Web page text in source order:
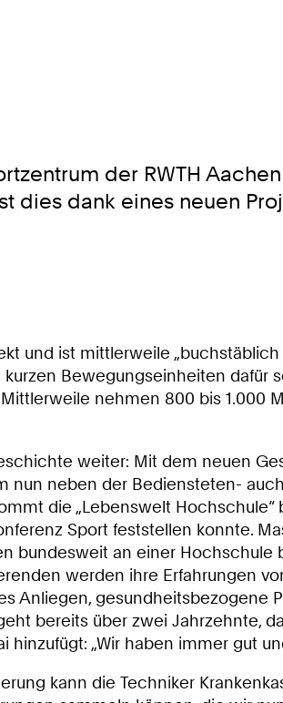
der RWTH
dies dank eines neuen
und ist mittlerweile
kurzen Bewegungseinheiten
nehmen 800 bis 1.000
weiter: Mit dem neuen
nun neben der Bediensteten-
die „Lebenswelt
Sport feststellen konnte.
bundesweit an einer Hochschule
werden ihre Erfahrungen
Anliegen, gesundheitsbezogene
bereits über zwei Jahrzehnte,
hinzufügt: „Wir haben immer gut
kann die Techniker